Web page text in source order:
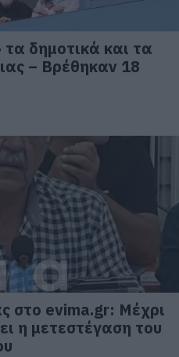
δημοτικά και τα
– Βρέθηκαν 18
στο evima.gr: Μέχρι
η μετεστέγαση του